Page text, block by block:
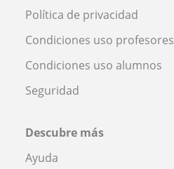
Política de privacidad
Condiciones uso profesores
Condiciones uso alumnos
Seguridad
Descubre más
Ayuda